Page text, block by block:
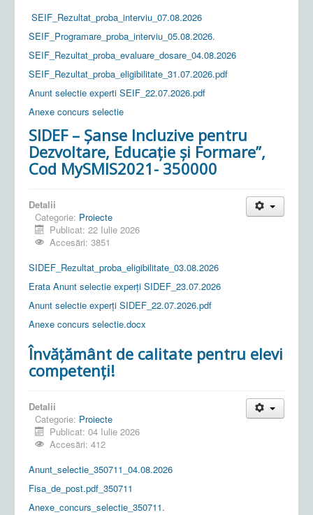
SEIF_Rezultat_proba_interviu_07.08.2026
SEIF_Programare_proba_interviu_05.08.2026.
SEIF_Rezultat_proba_evaluare_dosare_04.08.2026
SEIF_Rezultat_proba_eligibilitate_31.07.2026.pdf
Anunt selectie experti SEIF_22.07.2026.pdf
Anexe concurs selectie
SIDEF – Șanse Incluzive pentru
Dezvoltare, Educație și Formare”,
Cod MySMIS2021- 350000
Detalii
Categorie: Proiecte
Publicat: 22 Iulie 2026
Accesări: 3851
SIDEF_Rezultat_proba_eligibilitate_03.08.2026
Erata Anunt selectie experți SIDEF_23.07.2026
Anunt selectie experți SIDEF_22.07.2026.pdf
Anexe concurs selectie.docx
Învățământ de calitate pentru elevi
competenți!
Detalii
Categorie: Proiecte
Publicat: 04 Iulie 2026
Accesări: 412
Anunt_selectie_350711_04.08.2026
Fisa_de_post.pdf_350711
Anexe_concurs_selectie_350711.